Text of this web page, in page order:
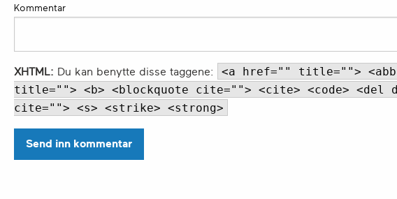
Kommentar
XHTML: Du kan benytte disse taggene:
<a href="" title="">
title=""> <b> <blockquote cite=""> <cite> <code> <del
cite=""> <s> <strike> <strong>